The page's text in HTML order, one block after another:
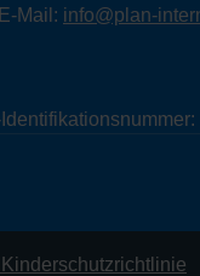
E-Mail: info@plan-